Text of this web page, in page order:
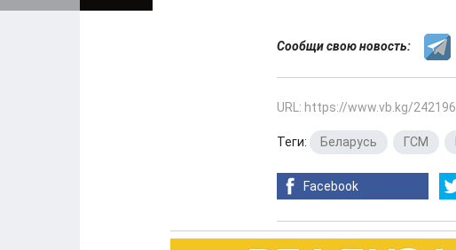
Сообщи свою новость:
URL: https://www.vb.kg/242196
Теги: Беларусь ГСМ
Facebook